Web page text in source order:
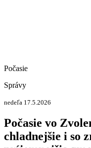
Počasie
Správy
nedeľa 17.5.2026
Počasie vo
chladnejšie i so